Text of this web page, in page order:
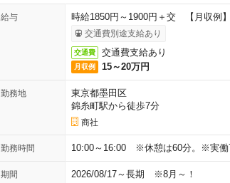
給与 時給1850円～1900円＋交 【月収例
交通費別途支給あり
交通費 交通費支給あり
月収例 15～20万円
勤務地
東京都墨田区
錦糸町駅から徒歩7分
商社
勤務時間 10:00～16:00 ※休憩は60分。※実働7
期間 2026/08/17～長期 ※8月～！